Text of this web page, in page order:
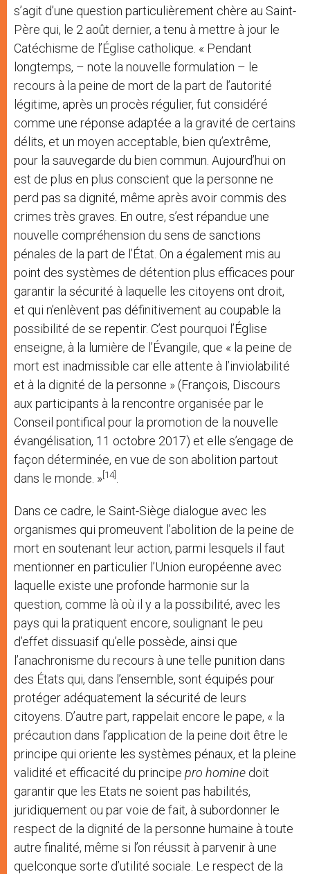
s’agit d’une question particulièrement chère au Saint-
Père qui, le 2 août dernier, a tenu à mettre à jour le
Catéchisme de l’Église catholique. « Pendant
longtemps, – note la nouvelle formulation – le
recours à la peine de mort de la part de l’autorité
légitime, après un procès régulier, fut considéré
comme une réponse adaptée a la gravité de certains
délits, et un moyen acceptable, bien qu’extrême,
pour la sauvegarde du bien commun. Aujourd’hui on
est de plus en plus conscient que la personne ne
perd pas sa dignité, même après avoir commis des
crimes très graves. En outre, s’est répandue une
nouvelle compréhension du sens de sanctions
pénales de la part de l’État. On a également mis au
point des systèmes de détention plus efficaces pour
garantir la sécurité à laquelle les citoyens ont droit,
et qui n’enlèvent pas définitivement au coupable la
possibilité de se repentir. C’est pourquoi l’Église
enseigne, à la lumière de l’Évangile, que « la peine de
mort est inadmissible car elle attente à l’inviolabilité
et à la dignité de la personne » (François, Discours
aux participants à la rencontre organisée par le
Conseil pontifical pour la promotion de la nouvelle
évangélisation, 11 octobre 2017) et elle s’engage de
façon déterminée, en vue de son abolition partout
dans le monde. »[14]
Dans ce cadre, le Saint-Siège dialogue avec les
organismes qui promeuvent l’abolition de la peine de
mort en soutenant leur action, parmi lesquels il faut
mentionner en particulier l’Union européenne avec
laquelle existe une profonde harmonie sur la
question, comme là où il y a la possibilité, avec les
pays qui la pratiquent encore, soulignant le peu
d’effet dissuasif qu’elle possède, ainsi que
l’anachronisme du recours à une telle punition dans
des États qui, dans l’ensemble, sont équipés pour
protéger adéquatement la sécurité de leurs
citoyens. D’autre part, rappelait encore le pape, « la
précaution dans l’application de la peine doit être le
principe qui oriente les systèmes pénaux, et la pleine
validité et efficacité du principe pro homine doit
garantir que les Etats ne soient pas habilités,
juridiquement ou par voie de fait, à subordonner le
respect de la dignité de la personne humaine à toute
autre finalité, même si l’on réussit à parvenir à une
quelconque sorte d’utilité sociale. Le respect de la